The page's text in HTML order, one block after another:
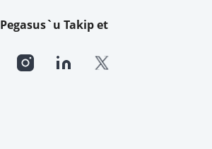
Pegasus`u Takip et